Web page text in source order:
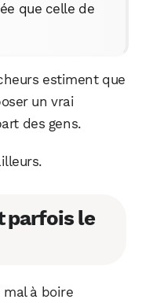
que celle de
estiment que
un vrai
des gens.
parfois le
mal à boire